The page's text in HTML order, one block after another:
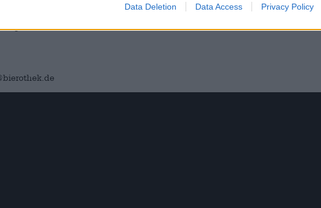
Data Deletion Data Access Privacy Policy
van het land van levering (belastingen en toeslagen).
of gekoeld verzenden zijn alleen binnen Duitsland beschikbaar.